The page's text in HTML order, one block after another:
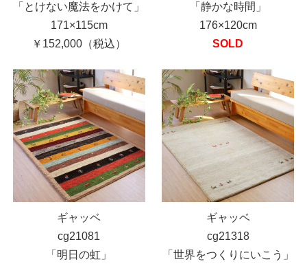
「とけない魔法をかけて」
171×115cm
￥152,000（税込）
「静かな時間」
176×120cm
SOLD
ギャッベ
cg21081
「明日の虹」
ギャッベ
cg21318
「世界をつくりにいこう」